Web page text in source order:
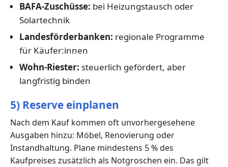
BAFA-Zuschüsse: bei Heizungstausch oder
Solartechnik
Landesförderbanken: regionale Programme
für Käufer:innen
Wohn-Riester: steuerlich gefördert, aber
langfristig binden
5) Reserve einplanen
Nach dem Kauf kommen oft unvorhergesehene
Ausgaben hinzu: Möbel, Renovierung oder
Instandhaltung. Plane mindestens 5 % des
Kaufpreises zusätzlich als Notgroschen ein. Das gilt